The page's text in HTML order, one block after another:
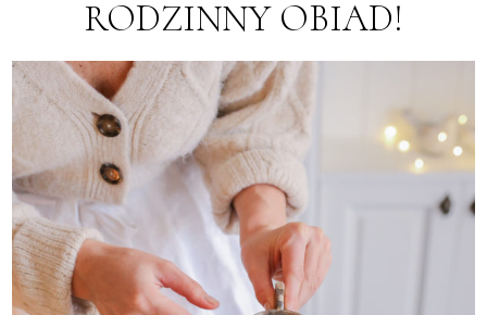
RODZINNY OBIAD!